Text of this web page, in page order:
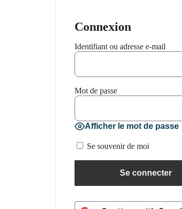
Connexion
Identifiant ou adresse e-mail
Mot de passe
Afficher le mot de passe
Se souvenir de moi